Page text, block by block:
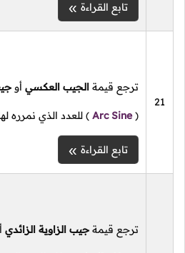
تابع القراءة
21
ترجع قيمة الجيب العكسي أو
(
Arc Sine
) للعدد الذي نمرره
تابع القراءة
ترجع قيمة جيب الزاوية الزائدي